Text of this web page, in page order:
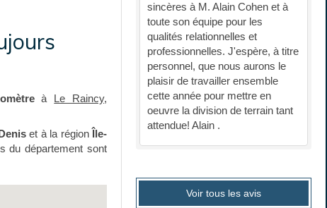
à Le Raincy,
et à la région Île-
du département sont
sincères à M. Alain Cohen et à
toute son équipe pour les
qualités relationnelles et
professionnelles. J'espère, à titre
personnel, que nous aurons le
plaisir de travailler ensemble
cette année pour mettre en
oeuvre la division de terrain tant
attendue! Alain .
Voir tous les avis